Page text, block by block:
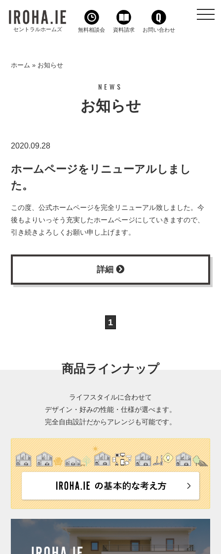
セントラルホームズ 無料相談会 資料請求 お問い合わせ
ホーム » お知らせ
NEWS
お知らせ
2020.09.28
ホームページをリニューアルしまし
た。
この度、公式ホームページを完全リニューアル致しました。今
後もよりいっそう充実したホームページにしていきますので、
引き続きよろしくお願い申し上げます。
詳細
1
商品ラインナップ
ライフスタイルに合わせて
デザイン・好みの性能・仕様が選べます。
完全自由設計だからアレンジも可能です。